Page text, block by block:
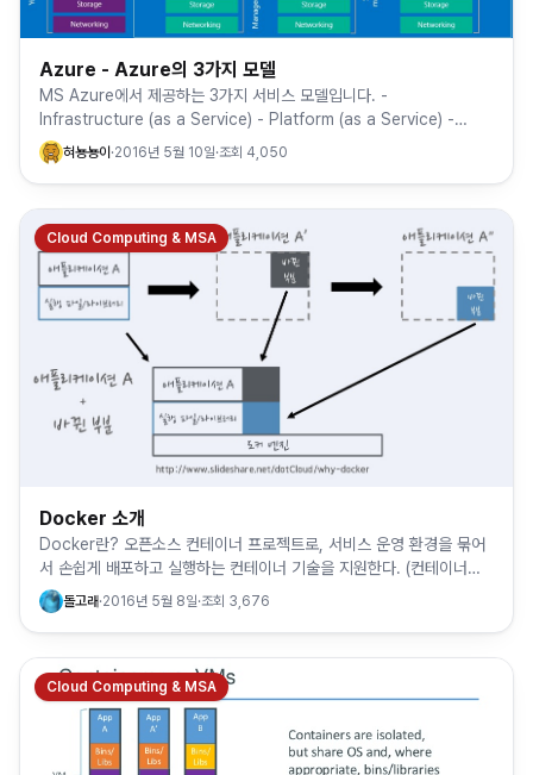
Azure - Azure의 3가지 모델
MS Azure에서 제공하는 3가지 서비스 모델입니다. -
Infrastructure (as a Service) - Platform (as a Service) -
Software (as a Serv…
혀뇽뇽이 ·2016년 5월 10일·조회 4,050
Cloud Computing & MSA
Docker 소개
Docker란? 오픈소스 컨테이너 프로젝트로, 서비스 운영 환경을 묶어
서 손쉽게 배포하고 실행하는 컨테이너 기술을 지원한다. (컨테이너에
관해서는 지난 아티클 참조 /index.php/cloud-c…
돌고래·2016년 5월 8일·조회 3,676
Cloud Computing & MSA